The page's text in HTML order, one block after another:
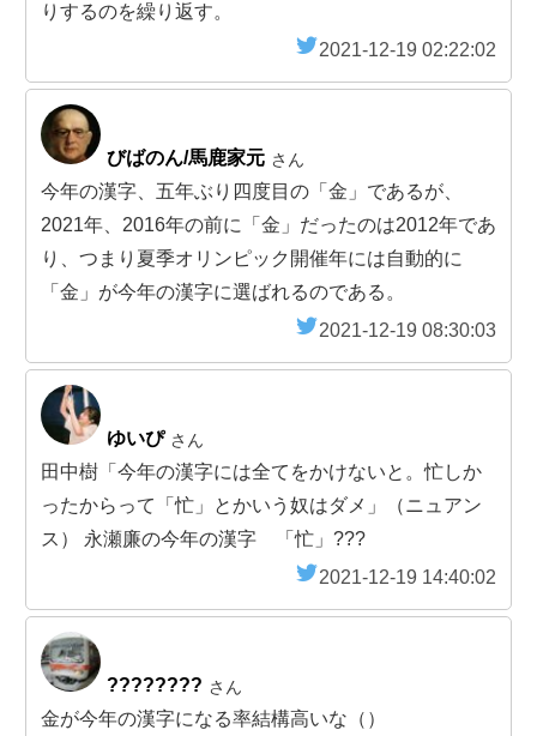
りするのを繰り返す。
2021-12-19 02:22:02
びばのん/馬鹿家元 さん
今年の漢字、五年ぶり四度目の「金」であるが、
2021年、2016年の前に「金」だったのは2012年であ
り、つまり夏季オリンピック開催年には自動的に
「金」が今年の漢字に選ばれるのである。
2021-12-19 08:30:03
ゆいぴ さん
田中樹「今年の漢字には全てをかけないと。忙しか
ったからって「忙」とかいう奴はダメ」（ニュアン
ス） 永瀬廉の今年の漢字 「忙」???
2021-12-19 14:40:02
???????? さん
金が今年の漢字になる率結構高いな（）